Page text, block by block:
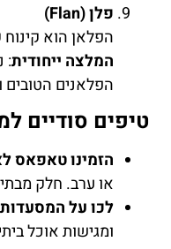
פלן (Flan)
הפלאן הוא
המלצה ייחודית:
הפלאנים הטובים
טיפים סודיים
הזמינו טאפאס
או ערב. חלק
לכו על
ומגישות אוכל